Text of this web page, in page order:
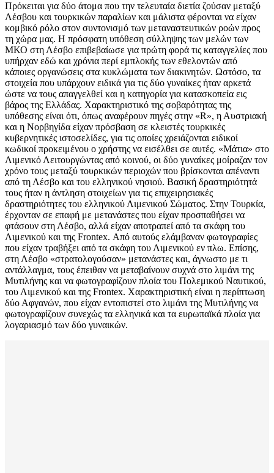
Πρόκειται για δύο άτομα που την τελευταία διετία ζούσαν μεταξύ
Λέσβου και τουρκικών παραλίων και μάλιστα φέρονται να είχαν
κομβικό ρόλο στον συντονισμό των μεταναστευτικών ροών προς
τη χώρα μας. Η πρόσφατη υπόθεση σύλληψης των μελών των
ΜΚΟ στη Λέσβο επιβεβαίωσε για πρώτη φορά τις καταγγελίες που
υπήρχαν εδώ και χρόνια περί εμπλοκής των εθελοντών από
κάποιες οργανώσεις στα κυκλώματα των διακινητών. Ωστόσο, τα
στοιχεία που υπάρχουν ειδικά για τις δύο γυναίκες ήταν αρκετά
ώστε να τους απαγγελθεί και η κατηγορία για κατασκοπεία εις
βάρος της Ελλάδας. Χαρακτηριστικό της σοβαρότητας της
υπόθεσης είναι ότι, όπως αναφέρουν πηγές στην «R», η Αυστριακή
και η Νορβηγίδα είχαν πρόσβαση σε κλειστές τουρκικές
κυβερνητικές ιστοσελίδες, για τις οποίες χρειάζονται ειδικοί
κωδικοί προκειμένου ο χρήστης να εισέλθει σε αυτές. «Μάτια» στο
Λιμενικό Λειτουργώντας από κοινού, οι δύο γυναίκες μοίραζαν τον
χρόνο τους μεταξύ τουρκικών περιοχών που βρίσκονται απέναντι
από τη Λέσβο και του ελληνικού νησιού. Βασική δραστηριότητά
τους ήταν η άντληση στοιχείων για τις επιχειρησιακές
δραστηριότητες του ελληνικού Λιμενικού Σώματος. Στην Τουρκία,
έρχονταν σε επαφή με μετανάστες που είχαν προσπαθήσει να
φτάσουν στη Λέσβο, αλλά είχαν αποτραπεί από τα σκάφη του
Λιμενικού και της Frontex. Από αυτούς ελάμβαναν φωτογραφίες
που είχαν τραβήξει από τα σκάφη του Λιμενικού εν πλω. Επίσης,
στη Λέσβο «στρατολογούσαν» μετανάστες και, άγνωστο με τι
αντάλλαγμα, τους έπειθαν να μεταβαίνουν συχνά στο λιμάνι της
Μυτιλήνης και να φωτογραφίζουν πλοία του Πολεμικού Ναυτικού,
του Λιμενικού και της Frontex. Χαρακτηριστική είναι η περίπτωση
δύο Αφγανών, που είχαν εντοπιστεί στο λιμάνι της Μυτιλήνης να
φωτογραφίζουν συνεχώς τα ελληνικά και τα ευρωπαϊκά πλοία για
λογαριασμό των δύο γυναικών.